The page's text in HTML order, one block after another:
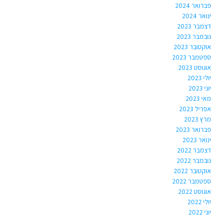
פברואר 2024
ינואר 2024
דצמבר 2023
נובמבר 2023
אוקטובר 2023
ספטמבר 2023
אוגוסט 2023
יולי 2023
יוני 2023
מאי 2023
אפריל 2023
מרץ 2023
פברואר 2023
ינואר 2023
דצמבר 2022
נובמבר 2022
אוקטובר 2022
ספטמבר 2022
אוגוסט 2022
יולי 2022
יוני 2022